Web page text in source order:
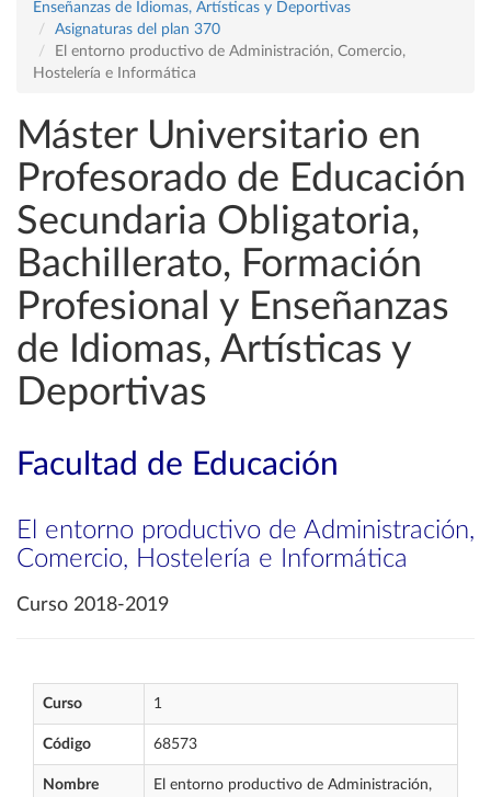
Enseñanzas de Idiomas, Artísticas y Deportivas
Asignaturas del plan 370
El entorno productivo de Administración, Comercio,
Hostelería e Informática
Máster Universitario en
Profesorado de Educación
Secundaria Obligatoria,
Bachillerato, Formación
Profesional y Enseñanzas
de Idiomas, Artísticas y
Deportivas
Facultad de Educación
El entorno productivo de Administración,
Comercio, Hostelería e Informática
Curso 2018-2019
Curso 1
Código 68573
Nombre
El entorno productivo de Administración,